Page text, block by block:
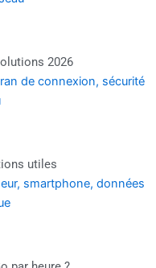
2026
utiles